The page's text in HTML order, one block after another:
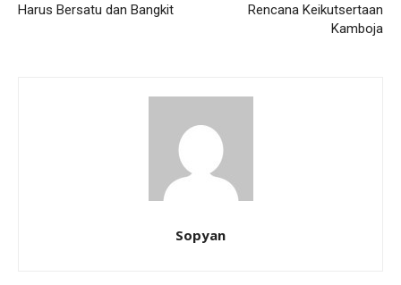
Harus Bersatu dan Bangkit
Rencana Keikutsertaan
Kamboja
Sopyan